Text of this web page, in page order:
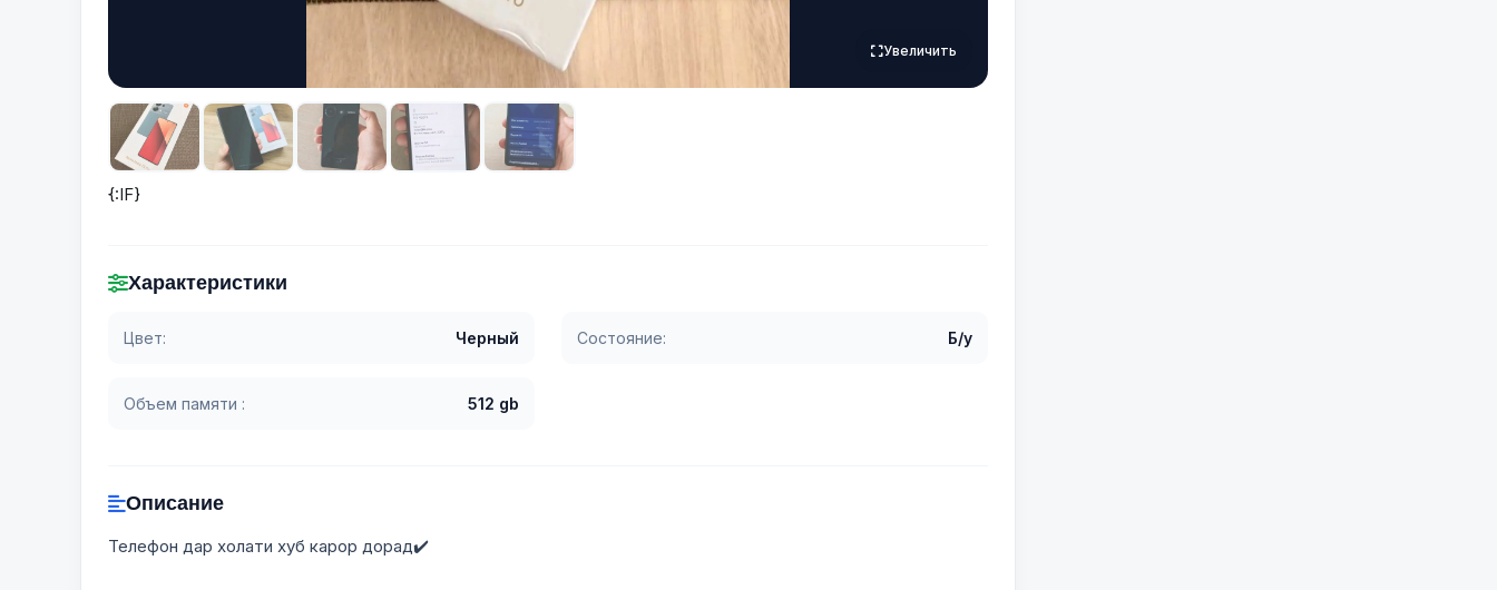
Увеличить
{:IF}
Характеристики
Цвет: Черный Состояние: Б/у
Объем памяти : 512 gb
Описание
Телефон дар холати хуб карор дорад✔️